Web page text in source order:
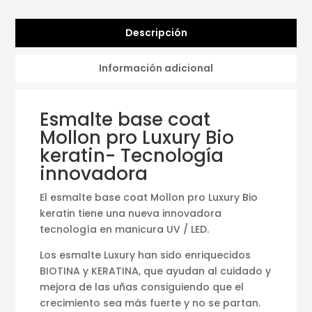
Descripción
Información adicional
Esmalte base coat
Mollon pro Luxury Bio
keratin- Tecnología
innovadora
El esmalte base coat Mollon pro Luxury Bio
keratin tiene una nueva innovadora
tecnología en manicura UV / LED.
Los esmalte Luxury han sido enriquecidos
BIOTINA y KERATINA, que ayudan al cuidado y
mejora de las uñas consiguiendo que el
crecimiento sea más fuerte y no se partan.